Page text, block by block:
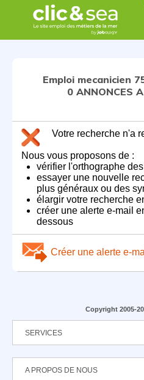
Emploi mecanicien
0 ANNONCES
Votre recherche n'a
Nous vous proposons de :
vérifier l'orthographe
essayer une nouvelle
plus généraux ou des
élargir votre recherche
créer une alerte e-mail
dessous
Créer une alerte e-
Copyright 2005-
SERVICES
A PROPOS DE NOUS